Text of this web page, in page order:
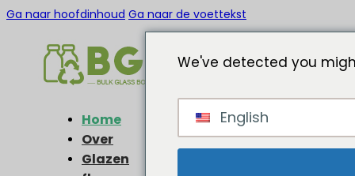
Ga naar hoofdinhoud Ga naar de voettekst
Home
Over
Glazen
We've detected you
English